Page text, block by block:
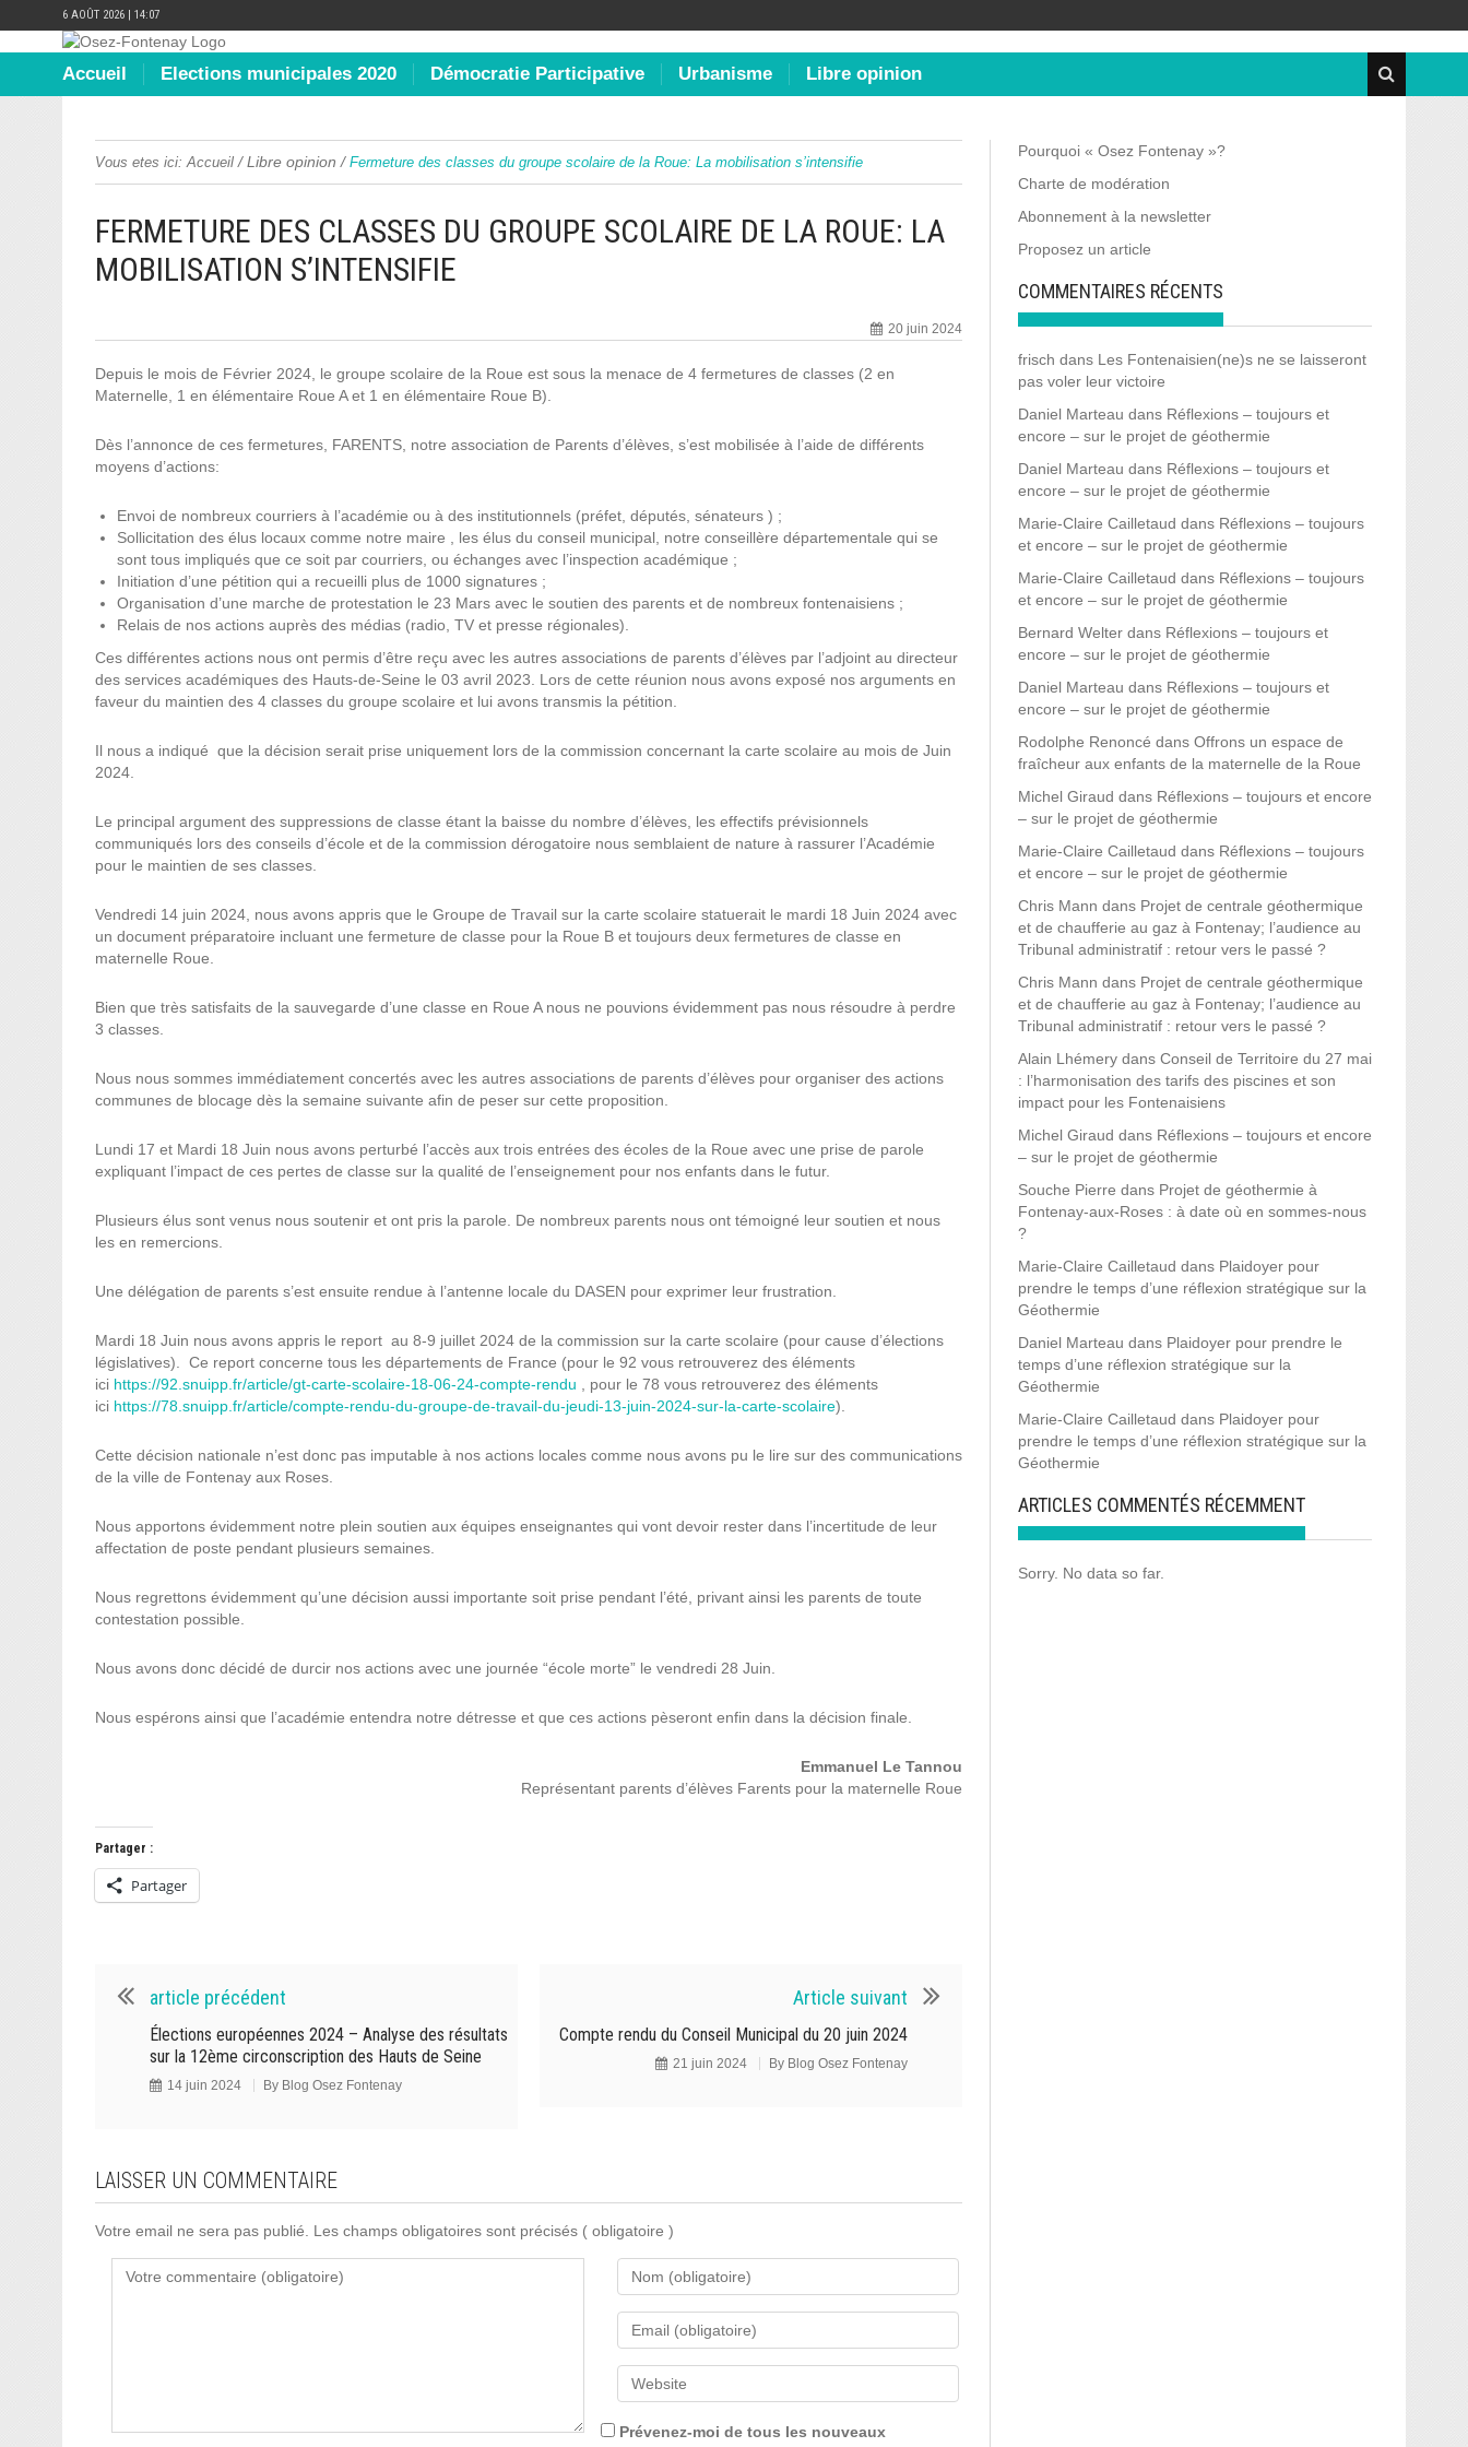
6 AOÛT 2026 | 14:07
Accueil Elections municipales 2020 Démocratie Participative Urbanisme Libre opinion
Vous etes ici: Accueil /Libre opinion / Fermeture des classes du groupe scolaire de la Roue: La mobilisation s’intensifie
FERMETURE DES CLASSES DU GROUPE SCOLAIRE DE LA ROUE: LA
MOBILISATION S’INTENSIFIE
20 juin 2024
Depuis le mois de Février 2024, le groupe scolaire de la Roue est sous la menace de 4 fermetures de classes (2 en
Maternelle, 1 en élémentaire Roue A et 1 en élémentaire Roue B).
Dès l’annonce de ces fermetures, FARENTS, notre association de Parents d’élèves, s’est mobilisée à l’aide de différents
moyens d’actions:
Envoi de nombreux courriers à l’académie ou à des institutionnels (préfet, députés, sénateurs ) ;
Sollicitation des élus locaux comme notre maire , les élus du conseil municipal, notre conseillère départementale qui se
sont tous impliqués que ce soit par courriers, ou échanges avec l’inspection académique ;
Initiation d’une pétition qui a recueilli plus de 1000 signatures ;
Organisation d’une marche de protestation le 23 Mars avec le soutien des parents et de nombreux fontenaisiens ;
Relais de nos actions auprès des médias (radio, TV et presse régionales).
Ces différentes actions nous ont permis d’être reçu avec les autres associations de parents d’élèves par l’adjoint au directeur
des services académiques des Hauts-de-Seine le 03 avril 2023. Lors de cette réunion nous avons exposé nos arguments en
faveur du maintien des 4 classes du groupe scolaire et lui avons transmis la pétition.
Il nous a indiqué que la décision serait prise uniquement lors de la commission concernant la carte scolaire au mois de Juin
2024.
Le principal argument des suppressions de classe étant la baisse du nombre d’élèves, les effectifs prévisionnels
communiqués lors des conseils d’école et de la commission dérogatoire nous semblaient de nature à rassurer l’Académie
pour le maintien de ses classes.
Vendredi 14 juin 2024, nous avons appris que le Groupe de Travail sur la carte scolaire statuerait le mardi 18 Juin 2024 avec
un document préparatoire incluant une fermeture de classe pour la Roue B et toujours deux fermetures de classe en
maternelle Roue.
Bien que très satisfaits de la sauvegarde d’une classe en Roue A nous ne pouvions évidemment pas nous résoudre à perdre
3 classes.
Nous nous sommes immédiatement concertés avec les autres associations de parents d’élèves pour organiser des actions
communes de blocage dès la semaine suivante afin de peser sur cette proposition.
Lundi 17 et Mardi 18 Juin nous avons perturbé l’accès aux trois entrées des écoles de la Roue avec une prise de parole
expliquant l’impact de ces pertes de classe sur la qualité de l’enseignement pour nos enfants dans le futur.
Plusieurs élus sont venus nous soutenir et ont pris la parole. De nombreux parents nous ont témoigné leur soutien et nous
les en remercions.
Une délégation de parents s’est ensuite rendue à l’antenne locale du DASEN pour exprimer leur frustration.
Mardi 18 Juin nous avons appris le report au 8-9 juillet 2024 de la commission sur la carte scolaire (pour cause d’élections
législatives). Ce report concerne tous les départements de France (pour le 92 vous retrouverez des éléments
ici https://92.snuipp.fr/article/gt-carte-scolaire-18-06-24-compte-rendu , pour le 78 vous retrouverez des éléments
ici https://78.snuipp.fr/article/compte-rendu-du-groupe-de-travail-du-jeudi-13-juin-2024-sur-la-carte-scolaire).
Cette décision nationale n’est donc pas imputable à nos actions locales comme nous avons pu le lire sur des communications
de la ville de Fontenay aux Roses.
Nous apportons évidemment notre plein soutien aux équipes enseignantes qui vont devoir rester dans l’incertitude de leur
affectation de poste pendant plusieurs semaines.
Nous regrettons évidemment qu’une décision aussi importante soit prise pendant l’été, privant ainsi les parents de toute
contestation possible.
Nous avons donc décidé de durcir nos actions avec une journée “école morte” le vendredi 28 Juin.
Nous espérons ainsi que l’académie entendra notre détresse et que ces actions pèseront enfin dans la décision finale.
Emmanuel Le Tannou
Représentant parents d’élèves Farents pour la maternelle Roue
Partager :
Partager
article précédent
Élections européennes 2024 – Analyse des résultats
sur la 12ème circonscription des Hauts de Seine
14 juin 2024 By Blog Osez Fontenay
Article suivant
Compte rendu du Conseil Municipal du 20 juin 2024
21 juin 2024 By Blog Osez Fontenay
LAISSER UN COMMENTAIRE
Votre email ne sera pas publié. Les champs obligatoires sont précisés ( obligatoire )
Prévenez-moi de tous les nouveaux
Pourquoi « Osez Fontenay »?
Charte de modération
Abonnement à la newsletter
Proposez un article
COMMENTAIRES RÉCENTS
frisch dans Les Fontenaisien(ne)s ne se laisseront
pas voler leur victoire
Daniel Marteau dans Réflexions – toujours et
encore – sur le projet de géothermie
Daniel Marteau dans Réflexions – toujours et
encore – sur le projet de géothermie
Marie-Claire Cailletaud dans Réflexions – toujours
et encore – sur le projet de géothermie
Marie-Claire Cailletaud dans Réflexions – toujours
et encore – sur le projet de géothermie
Bernard Welter dans Réflexions – toujours et
encore – sur le projet de géothermie
Daniel Marteau dans Réflexions – toujours et
encore – sur le projet de géothermie
Rodolphe Renoncé dans Offrons un espace de
fraîcheur aux enfants de la maternelle de la Roue
Michel Giraud dans Réflexions – toujours et encore
– sur le projet de géothermie
Marie-Claire Cailletaud dans Réflexions – toujours
et encore – sur le projet de géothermie
Chris Mann dans Projet de centrale géothermique
et de chaufferie au gaz à Fontenay; l’audience au
Tribunal administratif : retour vers le passé ?
Chris Mann dans Projet de centrale géothermique
et de chaufferie au gaz à Fontenay; l’audience au
Tribunal administratif : retour vers le passé ?
Alain Lhémery dans Conseil de Territoire du 27 mai
: l’harmonisation des tarifs des piscines et son
impact pour les Fontenaisiens
Michel Giraud dans Réflexions – toujours et encore
– sur le projet de géothermie
Souche Pierre dans Projet de géothermie à
Fontenay-aux-Roses : à date où en sommes-nous
?
Marie-Claire Cailletaud dans Plaidoyer pour
prendre le temps d’une réflexion stratégique sur la
Géothermie
Daniel Marteau dans Plaidoyer pour prendre le
temps d’une réflexion stratégique sur la
Géothermie
Marie-Claire Cailletaud dans Plaidoyer pour
prendre le temps d’une réflexion stratégique sur la
Géothermie
ARTICLES COMMENTÉS RÉCEMMENT
Sorry. No data so far.